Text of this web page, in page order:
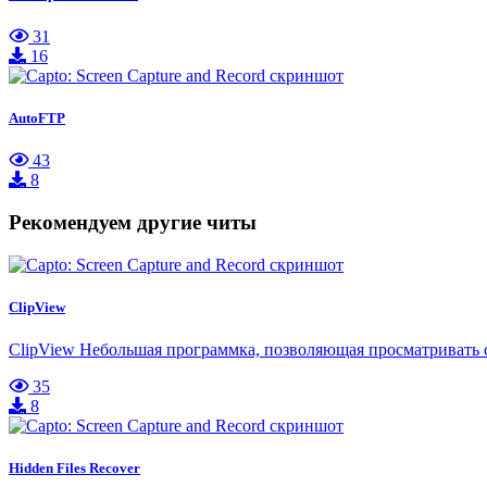
31
16
AutoFTP
43
8
Рекомендуем другие читы
ClipView
ClipView Небольшая программка, позволяющая
35
8
Hidden Files Recover